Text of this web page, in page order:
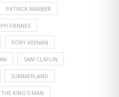
PATRICK MARBER
FIENNES
RORY KEENAN
SAM CLAFLIN
SUMMERLAND
THE KING'S MAN